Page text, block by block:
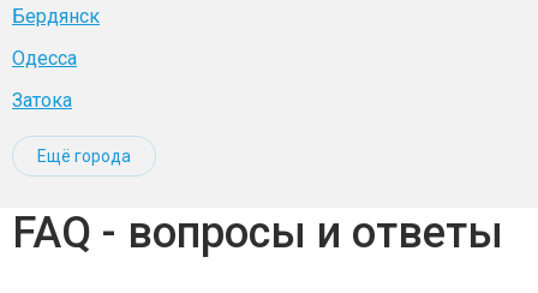
Бердянск
Одесса
Затока
Ещё города
FAQ - вопросы и ответы